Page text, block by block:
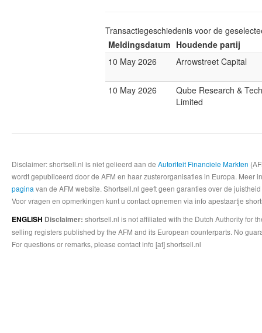
Transactiegeschiedenis voor de
Meldingsdatum Houdende partij
10 May 2026
Arrowstreet Capital
10 May 2026
Qube Research &
Limited
Disclaimer: shortsell.nl is niet gelieerd aan de Autoriteit Financiele Markten
wordt gepubliceerd door de AFM en haar zusterorganisaties in Europa.
pagina van de AFM website. Shortsell.nl geeft geen garanties over de
Voor vragen en opmerkingen kunt u contact opnemen via info apestaartje
ENGLISH Disclaimer: shortsell.nl is not affiliated with the Dutch Authority for
selling registers published by the AFM and its European counterparts. No
For questions or remarks, please contact info [at] shortsell.nl